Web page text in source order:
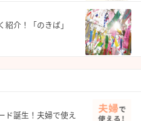
紹介！「のきば」
ド誕生！夫婦で使え